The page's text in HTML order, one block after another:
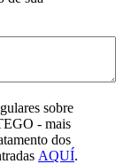
sobre
- mais
dos
AQUÍ.